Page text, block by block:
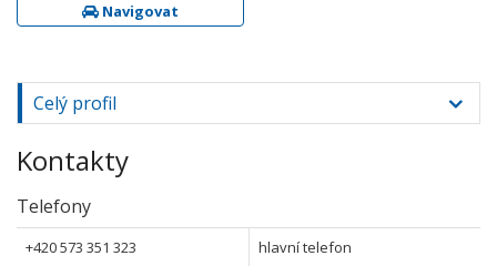
Navigovat
Celý profil
Kontakty
Telefony
+420 573 351 323 hlavní telefon